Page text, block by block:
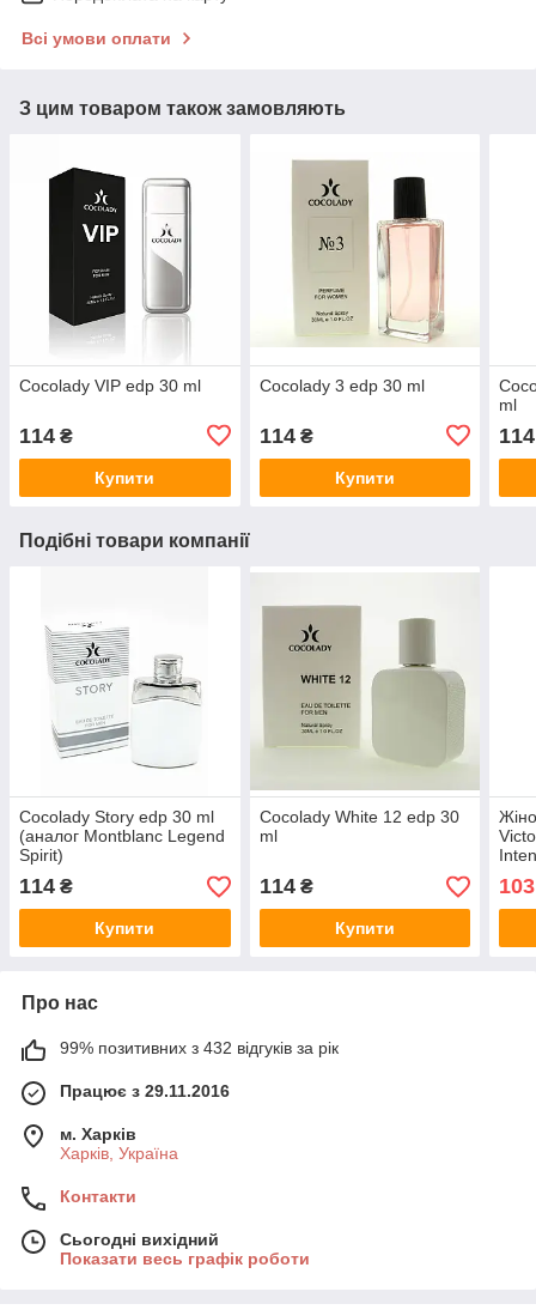
Всі умови оплати
З цим товаром також замовляють
Cocolady VIP edp 30 ml
114 ₴
Купити
Cocolady 3 edp 30 ml
114₴
Купити
ml
114
Подібні товари компанії
Cocolady Story edp 30 ml
(аналог Montblanc Legend
Spirit)
114 ₴
Купити
Cocolady White 12 edp 30
ml
114₴
Купити
Про нас
99% позитивних з 432 відгуків за рік
Працює з 29.11.2016
м. Харків
Харків, Україна
Контакти
Сьогодні вихідний
Показати весь графік роботи